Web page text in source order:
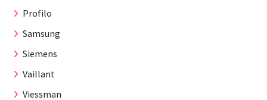
Profilo
Samsung
Siemens
Vaillant
Viessman